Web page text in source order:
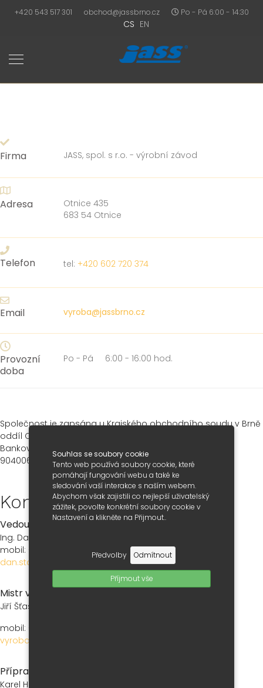
Souhlas se soubory cookie
Tento web používá soubory cookie, které
pomáhají fungování webu a také ke
sledování vaší interakce s naším webem.
Abychom však zajistili co nejlepší uživatelský
zážitek, povolte konkrétní soubory cookie v
Nastavení a klikněte na Přijmout..
Předvolby Odmítnout
Příjmout vše
+420 543 517 301 obchod@jassbrno.cz Po - Pá 6:00 - 14:30
CS EN
Firma JASS, spol. s r.o. - výrobní závod
Adresa
Otnice 435
683 54 Otnice
Telefon tel: +420 602 720 374
Email vyroba@jassbrno.cz
Provozní
doba
Po - Pá 6:00 - 16:00 hod.
Společnost je zapsána u Krajského obchodního soudu v Brně
oddíl C, vložka 7864, ze dne 2.11.1992
Bankovní spojení: KOMERČNÍ BANKA - Brno město č.ú.
90400621/0100
Kontakty
Vedoucí výroby
Ing. Dan Starý
mobil: +420 606 750 223
dan.stary@jassbrno.cz
Mistr výroby
Jiří Šťastný
mobil: +420 602 720 374
vyroba@jassbrno.cz
Příprava výroby
Karel Hnízdil